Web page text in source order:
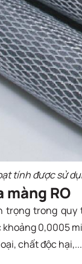
tính được sử
màng RO
trọng trong
0,0005
chất độc hại,...